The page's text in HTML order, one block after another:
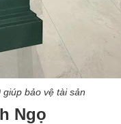
bảo vệ tài sản
Ngọ